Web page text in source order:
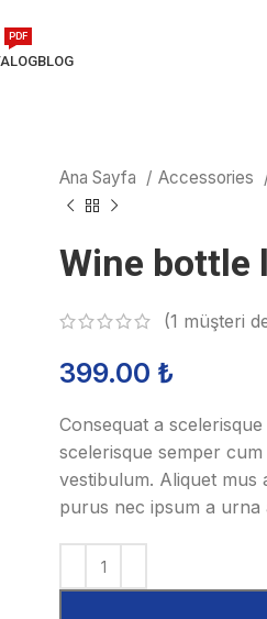
PDF
BLOG
Ana Sayfa Accessories
Wine bottle
(1 müşteri
399.00 ₺
Consequat a
scelerisque semper
vestibulum. Aliquet mus
purus nec ipsum a